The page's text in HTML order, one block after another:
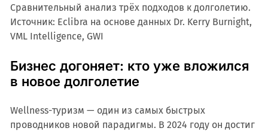
Сравнительный анализ трёх подходов к долголетию.
Источник: Eclibra на основе данных Dr. Kerry Burnight,
VML Intelligence, GWI
Бизнес догоняет: кто уже вложился
в новое долголетие
Wellness-туризм — один из самых быстрых
проводников новой парадигмы. В 2024 году он достиг